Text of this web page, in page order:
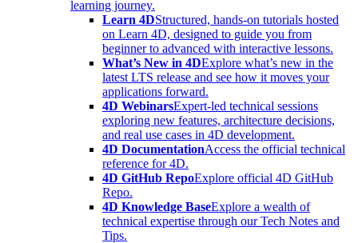
learning journey.
Learn 4DStructured, hands-on tutorials hosted
on Learn 4D, designed to guide you from
beginner to advanced with interactive lessons.
What’s New in 4DExplore what’s new in the
latest LTS release and see how it moves your
applications forward.
4D WebinarsExpert-led technical sessions
exploring new features, architecture decisions,
and real use cases in 4D development.
4D DocumentationAccess the official technical
reference for 4D.
4D GitHub RepoExplore official 4D GitHub
Repo.
4D Knowledge BaseExplore a wealth of
technical expertise through our Tech Notes and
Tips.